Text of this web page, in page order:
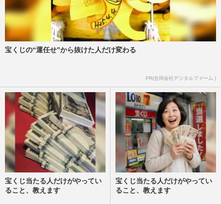
宝くじの“運任せ”から抜けた人だけ変わる
PR(合同会社デジタルファーム )
宝くじ当たる人だけがやってい
ること、教えます
宝くじ当たる人だけがやってい
ること、教えます